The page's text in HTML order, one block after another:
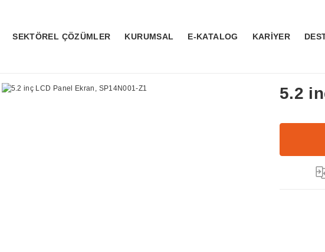
SEKTÖREL ÇÖZÜMLER KURUMSAL E-KATALOG KARİYER
5.2